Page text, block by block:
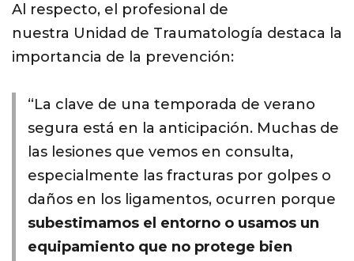
Al respecto, el profesional de
nuestra Unidad de Traumatología destaca la
importancia de la prevención:
“La clave de una temporada de verano
segura está en la anticipación. Muchas de
las lesiones que vemos en consulta,
especialmente las fracturas por golpes o
daños en los ligamentos, ocurren porque
subestimamos el entorno o usamos un
equipamiento que no protege bien